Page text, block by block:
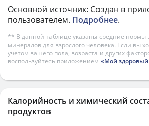
Основной источник: Создан в
пользователем. Подробнее.
** В данной таблице указаны средние нормы
минералов для взрослого человека. Если вы
учетом вашего пола, возраста и других
воспользуйтесь приложением «Мой
Калорийность и химический
продуктов